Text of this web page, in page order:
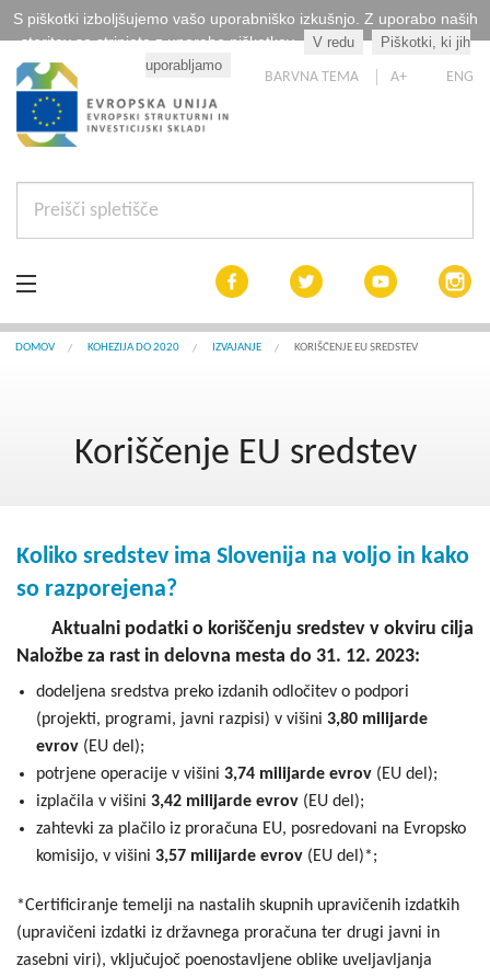
S piškotki izboljšujemo vašo uporabniško izkušnjo. Z uporabo naših
storitev se strinjate z uporabo piškotkov.
V redu
Piškotki, ki jih
uporabljamo
BARVNA TEMA A+ ENG
Aktualno
Interreg Slovenija
Seznam projektov
DOMOV KOHEZIJA DO 2020 IZVAJANJE KORIŠČENJE EU SREDSTEV
Koriščenje EU sredstev
Koliko sredstev ima Slovenija na voljo in kako
so razporejena?
Aktualni podatki o koriščenju sredstev v okviru cilja
Naložbe za rast in delovna mesta do 31. 12. 2023:
dodeljena sredstva preko izdanih odločitev o podpori
(projekti, programi, javni razpisi) v višini 3,80 milijarde
evrov(EU del);
potrjene operacije v višini 3,74 milijarde evrov(EU del);
izplačila v višini 3,42 milijarde evrov(EU del);
zahtevki za plačilo iz proračuna EU, posredovani na Evropsko
komisijo, v višini 3,57 milijarde evrov(EU del)*;
*Certificiranje temelji na nastalih skupnih upravičenih izdatkih
(upravičeni izdatki iz državnega proračuna ter drugi javni in
zasebni viri), vključujoč poenostavljene oblike uveljavljanja